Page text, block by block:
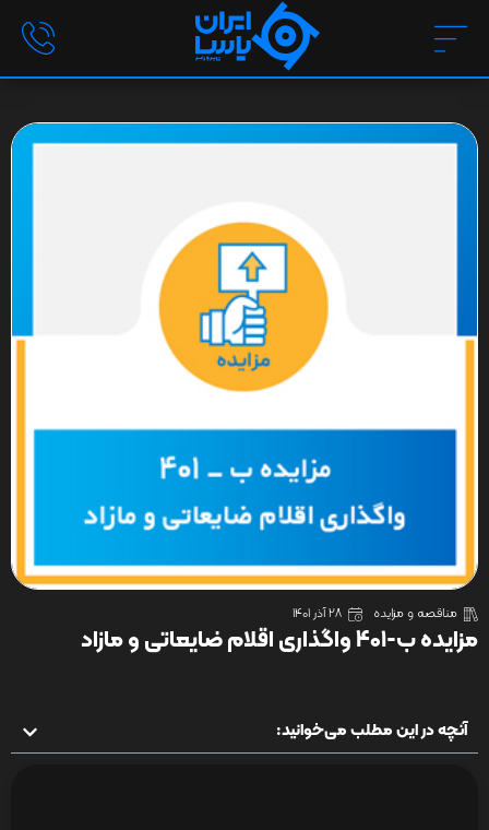
مناقصه و مزایده 28 آذر 1401
مزایده ب-401 واگذاری اقلام ضایعاتی و مازاد
آنچه در این مطلب می‌خوانید: